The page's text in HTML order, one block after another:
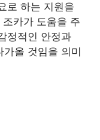
로 하는 지원을
카가 도움을 주
정적인 안정과
올 것임을 의미